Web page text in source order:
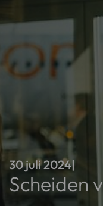
30 juli 2024|
Scheiden